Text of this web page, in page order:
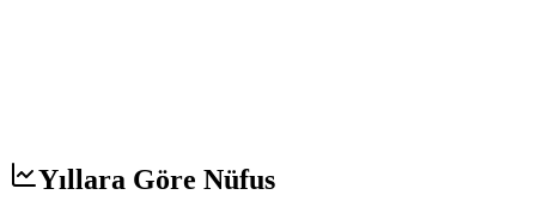
Yıllara Göre Nüfus